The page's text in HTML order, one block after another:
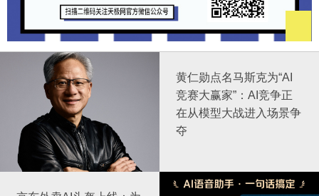
黄仁勋点名马斯克为“AI
竞赛大赢家”：AI竞争正
在从模型大战进入场景争
夺